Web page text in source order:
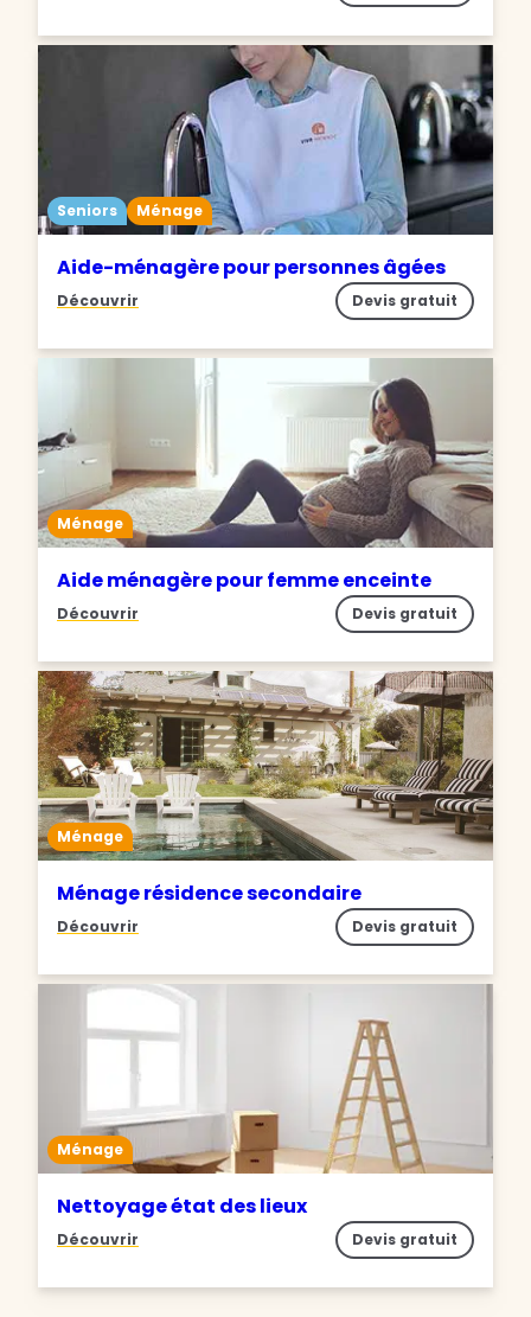
Seniors Ménage
Aide-ménagère pour personnes âgées
Découvrir Devis gratuit
Ménage
Aide ménagère pour femme enceinte
Découvrir Devis gratuit
Ménage
Ménage résidence secondaire
Découvrir Devis gratuit
Ménage
Nettoyage état des lieux
Découvrir Devis gratuit